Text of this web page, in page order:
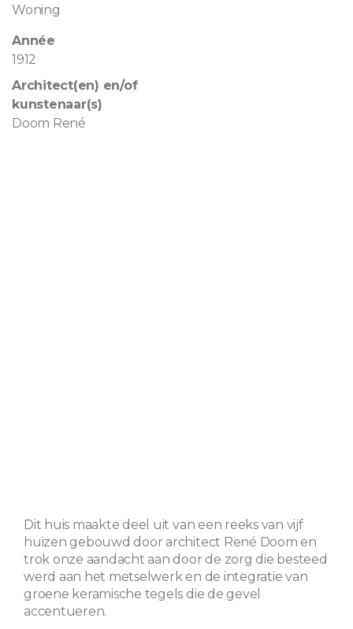
Woning
Année
1912
Architect(en) en/of
kunstenaar(s)
Doom René
Dit huis maakte deel uit van een reeks van vijf
huizen gebouwd door architect René Doom en
trok onze aandacht aan door de zorg die besteed
werd aan het metselwerk en de integratie van
groene keramische tegels die de gevel
accentueren.